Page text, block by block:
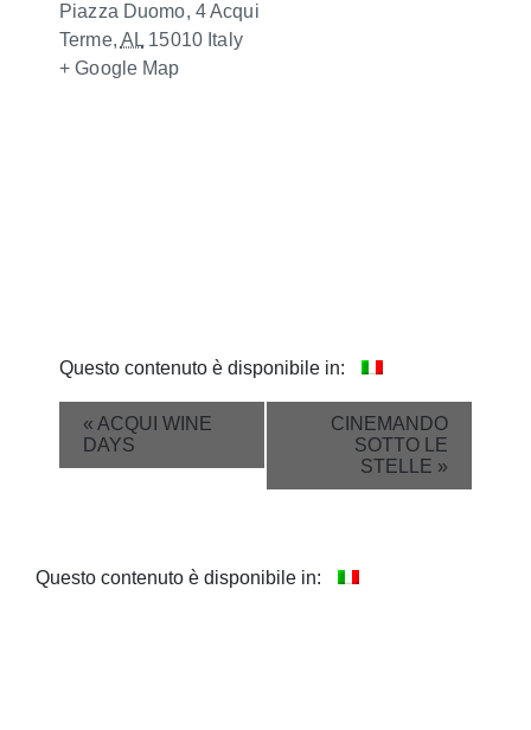
Piazza Duomo, 4Acqui
Terme, AL 15010 Italy
+ Google Map
Questo contenuto è disponibile in:
Event
Navigation
« ACQUI WINE
DAYS
CINEMANDO
SOTTO LE
STELLE »
Questo contenuto è disponibile in: